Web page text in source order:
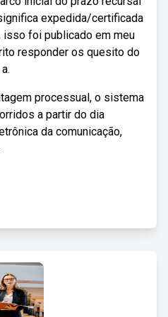
expedida/certificada
isso foi publicado em meu
responder os quesito do
processual, o sistema
a partir do dia
da comunicação,